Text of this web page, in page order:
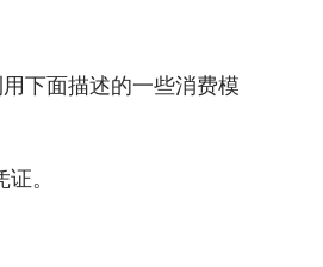
下面描述的一些消费模
。